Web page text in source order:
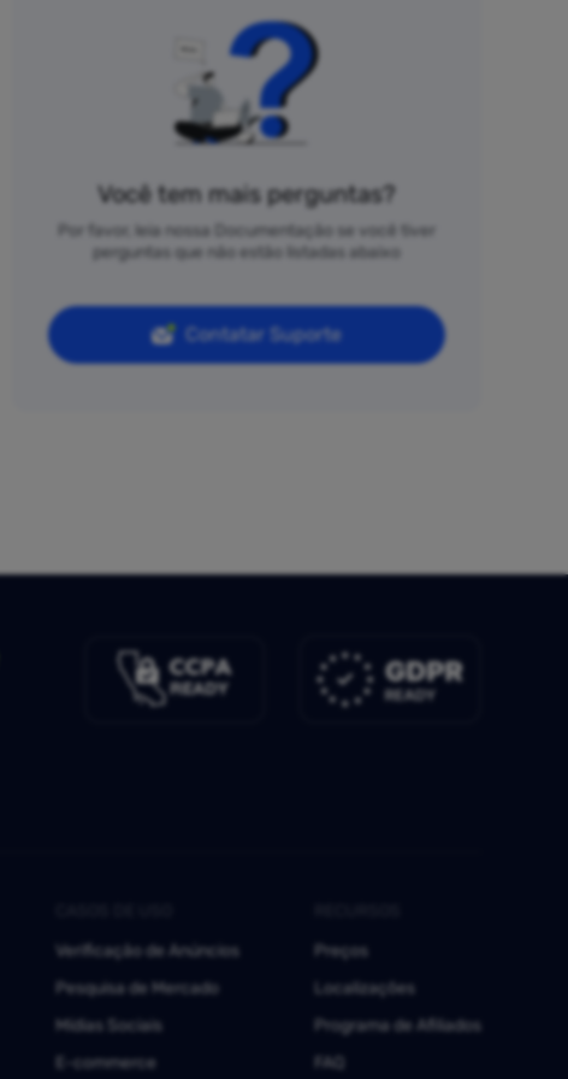
Você tem mais perguntas?
Por favor, leia nossa Documentação se você tiver
perguntas que não estão listadas abaixo
Contatar Suporte
Verificação de Anúncios
Pesquisa de Mercado
Mídias Sociais
E-commerce
Preços
Localizações
Programa de Afiliados
FAQ